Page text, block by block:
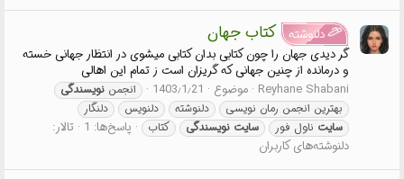
دلنوشته کتاب جهان
گر دیدی جهان را چون کتابی بدان کتابی میشوی در انتظار جهانی خسته
و درمانده از چنین جهانی که گریزان است ز تمام این اهالی
Reyhane Shabani موضوع 1403٫1٫21 انجمن نویسندگی
بهترین انجمن رمان نویسی
دلنوشته دلنویس
دلنگار
سایت ناول فور سایت نویسندگی کتاب پاسخ‌ها: 1
تالار:
دلنوشته‌های کاربران